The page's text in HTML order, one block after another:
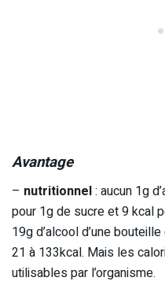
Avantage
– nutritionnel: aucun 1g
pour 1g de sucre et 9 kcal
19g d’alcool d’une
21 à 133kcal. Mais les
utilisables par l’organisme.